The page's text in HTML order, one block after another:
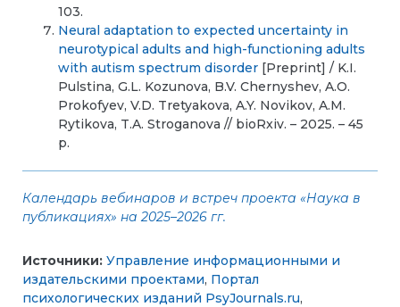
103.
Neural adaptation to expected uncertainty in
neurotypical adults and high-functioning adults
with autism spectrum disorder [Preprint] / K.I.
Pulstina, G.L. Kozunova, B.V. Chernyshev, A.O.
Prokofyev, V.D. Tretyakova, A.Y. Novikov, A.M.
Rytikova, T.A. Stroganova // bioRxiv. – 2025. – 45
p.
Календарь вебинаров и встреч проекта «Наука в
публикациях» на 2025–2026 гг.
Источники: Управление информационными и
издательскими проектами, Портал
психологических изданий PsyJournals.ru,